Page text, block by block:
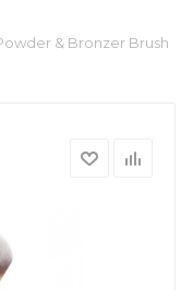
& Bronzer Brush